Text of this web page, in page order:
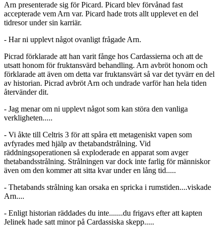
Arn presenterade sig för Picard. Picard blev förvånad fast
accepterade vem Arn var. Picard hade trots allt upplevet en del
tidresor under sin karriär.
- Har ni upplevt något ovanligt frågade Arn.
Picrad förklarade att han varit fånge hos Cardassierna och att de
utsatt honom för fruktansvärd behandling. Arn avbröt honom och
förklarade att även om detta var fruktansvärt så var det tyvärr en del
av historian. Picrad avbröt Arn och undrade varför han hela tiden
återvänder dit.
- Jag menar om ni upplevt något som kan störa den vanliga
verkligheten.....
- Vi åkte till Celtris 3 för att spåra ett metageniskt vapen som
avfyrades med hjälp av thetabandstrålning. Vid
räddningsoperationen så exploderade en apparat som avger
thetabandsstrålning. Strålningen var dock inte farlig för människor
även om den kommer att sitta kvar under en lång tid.....
- Thetabands strålning kan orsaka en spricka i rumstiden....viskade
Arn....
- Enligt historian räddades du inte.......du frigavs efter att kapten
Jelinek hade satt minor på Cardassiska skepp.....